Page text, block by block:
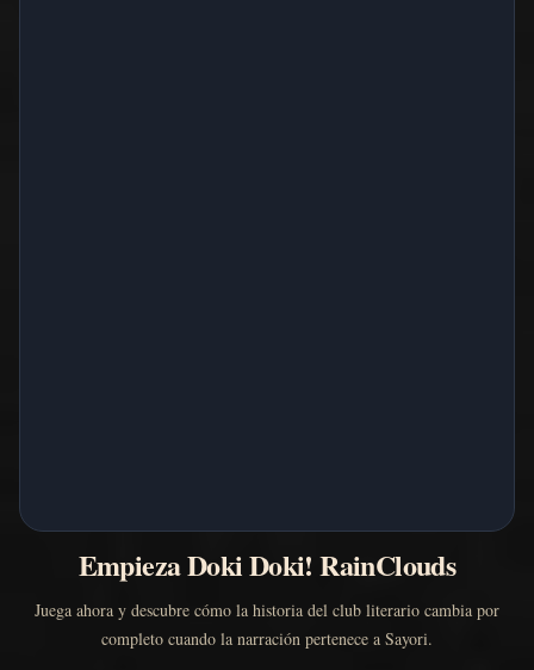
Empieza Doki Doki! RainClouds
Juega ahora y descubre cómo la historia del club literario cambia por
completo cuando la narración pertenece a Sayori.